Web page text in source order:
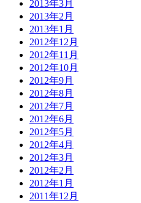
2013年3月
2013年2月
2013年1月
2012年12月
2012年11月
2012年10月
2012年9月
2012年8月
2012年7月
2012年6月
2012年5月
2012年4月
2012年3月
2012年2月
2012年1月
2011年12月